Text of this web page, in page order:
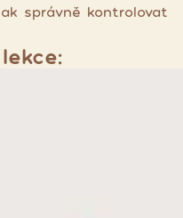
správně kontrolovat